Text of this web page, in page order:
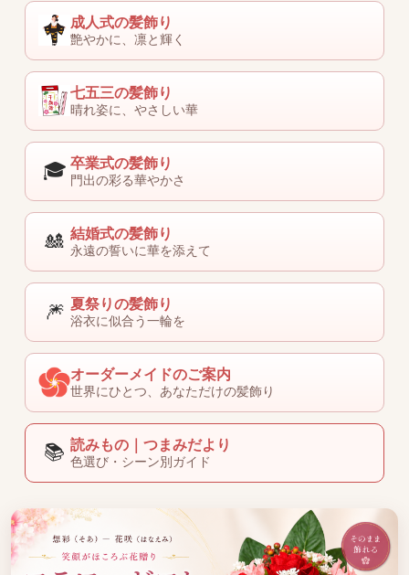
成人式の髪飾り
艶やかに、凛と輝く
七五三の髪飾り
晴れ姿に、やさしい華
🎓 卒業式の髪飾り
門出の彩る華やかさ
🎎 結婚式の髪飾り
永遠の誓いに華を添えて
🎆 夏祭りの髪飾り
浴衣に似合う一輪を
オーダーメイドのご案内
世界にひとつ、あなただけの髪飾り
📚 読みもの｜つまみだより
色選び・シーン別ガイド